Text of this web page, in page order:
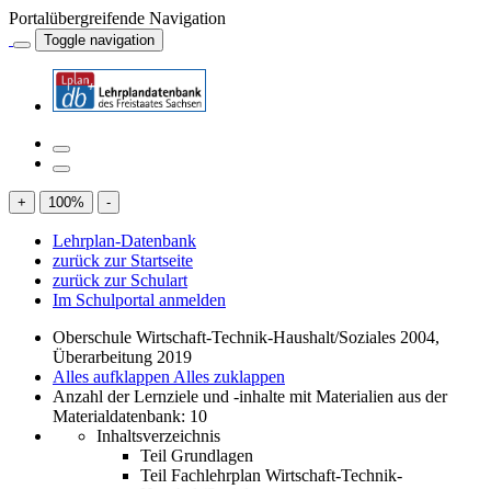
Portalübergreifende Navigation
Toggle navigation
+ 100% -
Lehrplan-Datenbank
zurück zur Startseite
zurück zur Schulart
Im Schulportal anmelden
Oberschule Wirtschaft-Technik-Haushalt/Soziales 2004,
Überarbeitung 2019
Alles aufklappen Alles zuklappen
Anzahl der Lernziele und -inhalte mit Materialien aus der
Materialdatenbank: 10
Inhaltsverzeichnis
Teil Grundlagen
Teil Fachlehrplan Wirtschaft-Technik-